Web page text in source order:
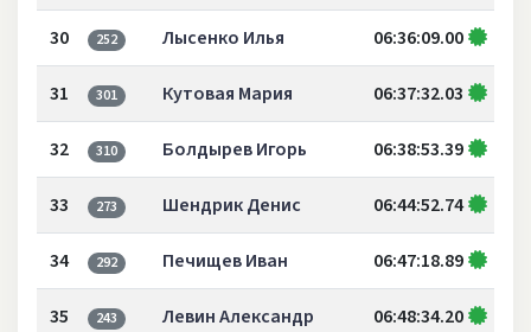
30 252 Лысенко Илья 06:36:09.00
31 301 Кутовая Мария 06:37:32.03
32 310 Болдырев Игорь 06:38:53.39
33 273 Шендрик Денис 06:44:52.74
34 292 Печищев Иван 06:47:18.89
35 243 Левин Александр 06:48:34.20